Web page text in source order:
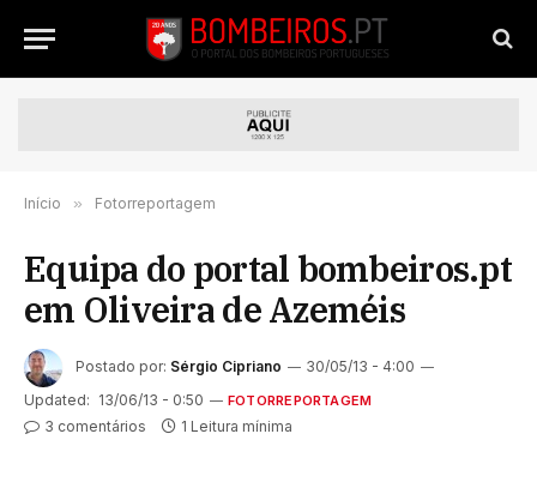
Início » Fotorreportagem
Equipa do portal bombeiros.pt
em Oliveira de Azeméis
Postado por: Sérgio Cipriano
30/05/13 - 4:00
Updated: 13/06/13 - 0:50 FOTORREPORTAGEM
3 comentários 1 Leitura mínima